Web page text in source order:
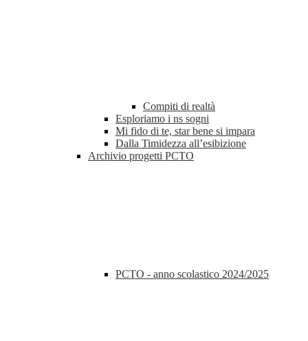
Compiti di realtà
Esploriamo i ns sogni
Mi fido di te, star bene si impara
Dalla Timidezza all’esibizione
Archivio progetti PCTO
PCTO - anno scolastico 2024/2025